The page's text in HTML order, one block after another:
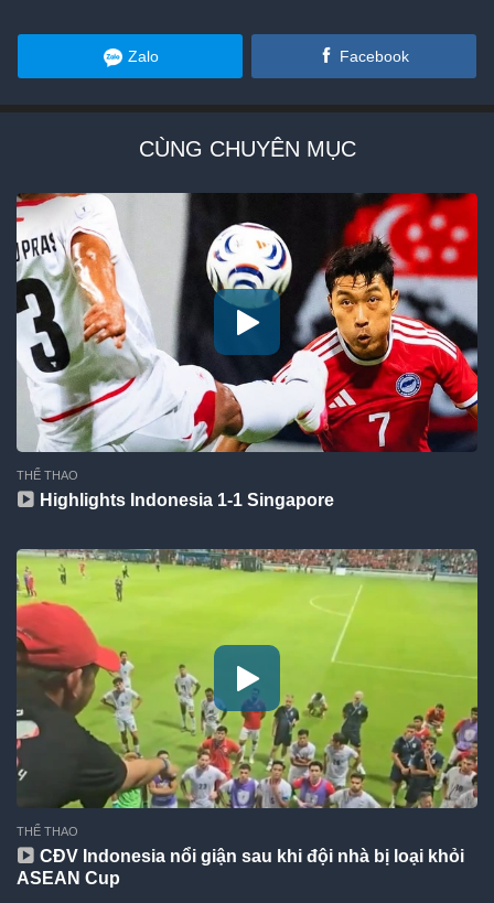
Zalo Facebook
THỂ THAO
Highlights Indonesia 1-1 Singapore
THỂ THAO
CĐV Indonesia nổi giận sau khi đội nhà bị loại khỏi
ASEAN Cup